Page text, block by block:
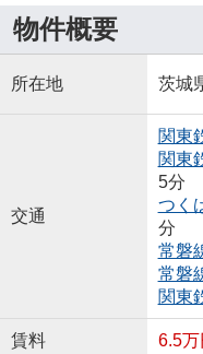
物件概要
所在地 茨城
交通
関東
関東
5分
つく
分
常磐
常磐
関東
賃料 6.5万